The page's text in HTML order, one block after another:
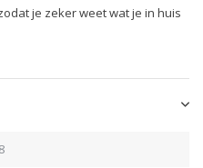
je zeker weet wat je in huis